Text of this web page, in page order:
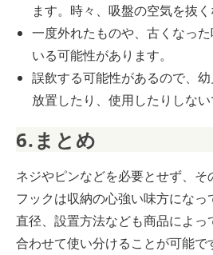
ます。時々、吸盤の空気を抜く
一度外れたものや、古くなっ
いる可能性があります。
誤飲する可能性があるので、
放置したり、使用したりしない
6.まとめ
ネジやピンなどを必要とせず、
フックは収納の心強い味方になっ
直径、設置方法なども商品によっ
合わせて使い分けることが可能